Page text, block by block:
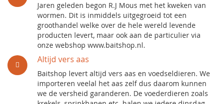
Jaren geleden begon R.J Mous met het kweken van
wormen. Dit is inmiddels uitgegroeid tot een
groothandel welke over de hele wereld levende
producten levert, maar ook aan de particulier via
onze webshop www.baitshop.nl.
Altijd vers aas
Baitshop levert altijd vers aas en voedseldieren. We
importeren veelal het aas zelf dus daarom kunnen
we de versheid garanderen. De voederdieren zoals